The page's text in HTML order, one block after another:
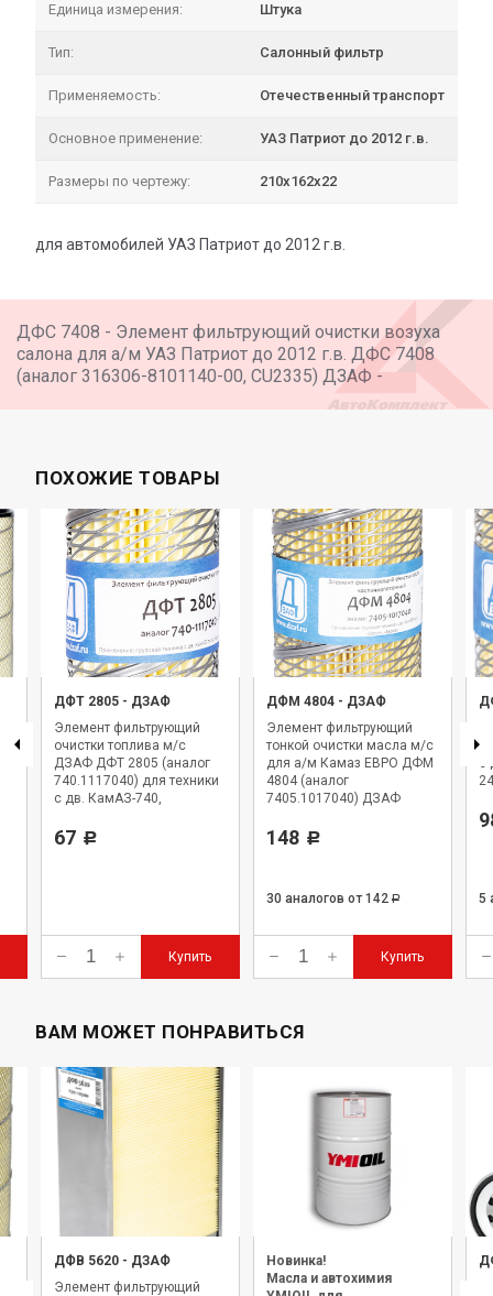
Единица измерения: Штука
Тип: Салонный фильтр
Применяемость: Отечественный транспорт
Основное применение: УАЗ Патриот до 2012 г.в.
Размеры по чертежу: 210x162x22
для автомобилей УАЗ Патриот до 2012 г.в.
ДФС 7408 - Элемент фильтрующий очистки возуха
салона для а/м УАЗ Патриот до 2012 г.в. ДФС 7408
(аналог 316306-8101140-00, CU2335) ДЗАФ -
ПОХОЖИЕ ТОВАРЫ
ДФТ 2805 - ДЗАФ
Элемент фильтрующий
очистки топлива м/с
ДЗАФ ДФТ 2805 (аналог
740.1117040) для техники
с дв. КамАЗ-740,
ЗИЛ-645
67 Р
Купить
ДФМ 4804 - ДЗАФ
Элемент фильтрующий
тонкой очистки масла м/с
для а/м Камаз ЕВРО ДФМ
4804 (аналог
7405.1017040) ДЗАФ
148 Р
30 аналогов от 142 Р
Купить
с
5
ВАМ МОЖЕТ ПОНРАВИТЬСЯ
ДФВ 5620 - ДЗАФ
Элемент фильтрующий
Новинка!
Масла и автохимия